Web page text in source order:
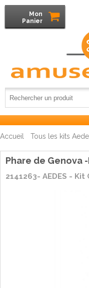
Mon
Panier
Accueil Tous les kits
Phare de Genova
2141263- AEDES -